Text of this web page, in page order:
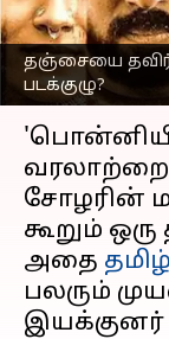
தஞ்சையை
படக்குழு?
எழுதியவர்
செய்தி
சோழரின்
கூறும்
அதை
பலரும்